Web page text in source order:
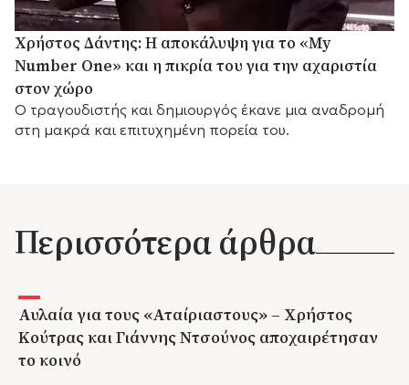
Χρήστος Δάντης: Η αποκάλυψη για το «My
Number One» και η πικρία του για την αχαριστία
στον χώρο
Ο τραγουδιστής και δημιουργός έκανε μια αναδρομή
στη μακρά και επιτυχημένη πορεία του.
Περισσότερα άρθρα
Αυλαία για τους «Αταίριαστους» – Χρήστος
Κούτρας και Γιάννης Ντσούνος αποχαιρέτησαν
το κοινό